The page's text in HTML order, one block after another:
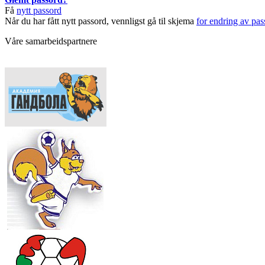
Få nytt passord
Når du har fått nytt passord, vennligst gå til skjema for endring av
Våre samarbeidspartnere